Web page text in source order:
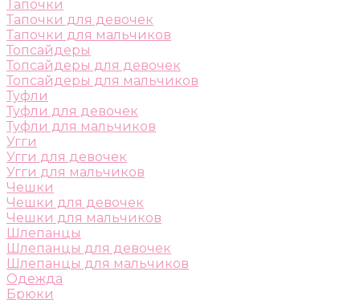
Тапочки
Тапочки для девочек
Тапочки для мальчиков
Топсайдеры
Топсайдеры для девочек
Топсайдеры для мальчиков
Туфли
Туфли для девочек
Туфли для мальчиков
Угги
Угги для девочек
Угги для мальчиков
Чешки
Чешки для девочек
Чешки для мальчиков
Шлепанцы
Шлепанцы для девочек
Шлепанцы для мальчиков
Одежда
Брюки